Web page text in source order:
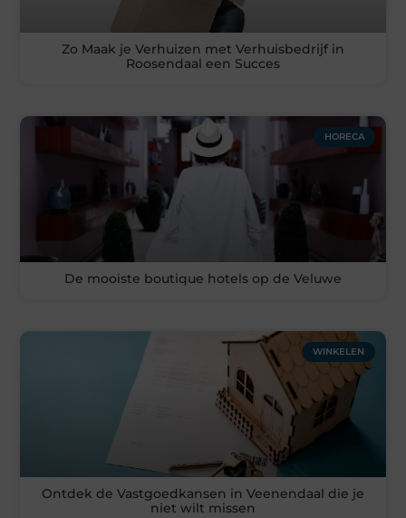
Zo Maak je Verhuizen met Verhuisbedrijf in
Roosendaal een Succes
HORECA
De mooiste boutique hotels op de Veluwe
WINKELEN
Ontdek de Vastgoedkansen in Veenendaal die je
niet wilt missen